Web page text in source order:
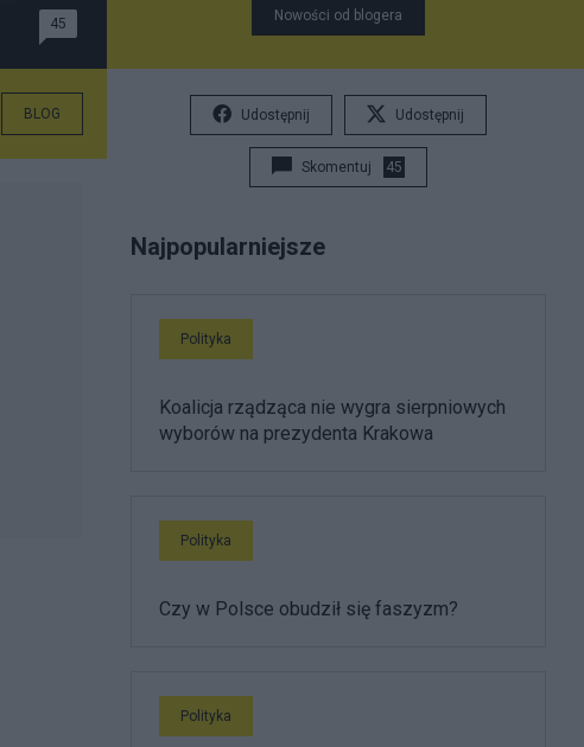
45
BLOG
Nowości od blogera
Udostępnij Udostępnij
Skomentuj 45
Najpopularniejsze
Polityka
Koalicja rządząca nie wygra sierpniowych
wyborów na prezydenta Krakowa
Polityka
Czy w Polsce obudził się faszyzm?
Polityka